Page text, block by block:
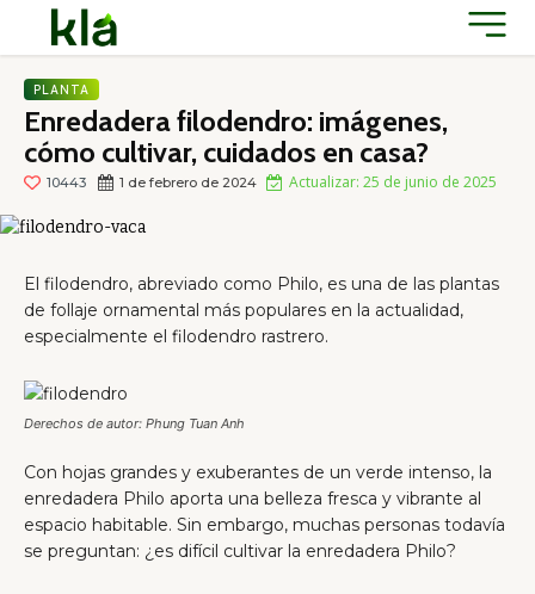
PLANTA
Enredadera filodendro: imágenes,
cómo cultivar, cuidados en casa?
10443 1 de febrero de 2024 Actualizar: 25 de junio de 2025
El filodendro, abreviado como Philo, es una de las plantas
de follaje ornamental más populares en la actualidad,
especialmente el filodendro rastrero.
Derechos de autor: Phung Tuan Anh
Con hojas grandes y exuberantes de un verde intenso, la
enredadera Philo aporta una belleza fresca y vibrante al
espacio habitable. Sin embargo, muchas personas todavía
se preguntan: ¿es difícil cultivar la enredadera Philo?